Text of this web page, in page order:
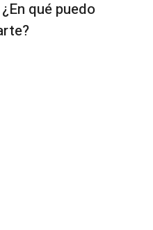
qué puedo